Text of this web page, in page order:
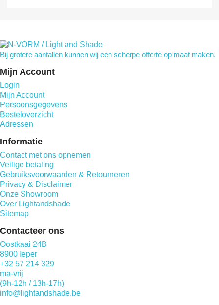
Bij grotere aantallen kunnen wij een scherpe offerte op maat maken.
Mijn Account
Login
Mijn Account
Persoonsgegevens
Besteloverzicht
Adressen
Informatie
Contact met ons opnemen
Veilige betaling
Gebruiksvoorwaarden & Retourneren
Privacy & Disclaimer
Onze Showroom
Over Lightandshade
Sitemap
Contacteer ons
Oostkaai 24B
8900 Ieper
+32 57 214 329
ma-vrij
(9h-12h / 13h-17h)
info@lightandshade.be